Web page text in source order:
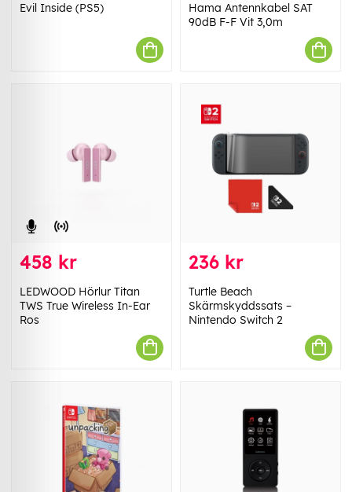
Evil Inside (PS5)
Hama Antennkabel SAT
90dB F-F Vit 3,0m
458 kr
LEDWOOD Hörlur Titan
TWS True Wireless In-Ear
Ros
236 kr
Turtle Beach
Skärmskyddssats –
Nintendo Switch 2